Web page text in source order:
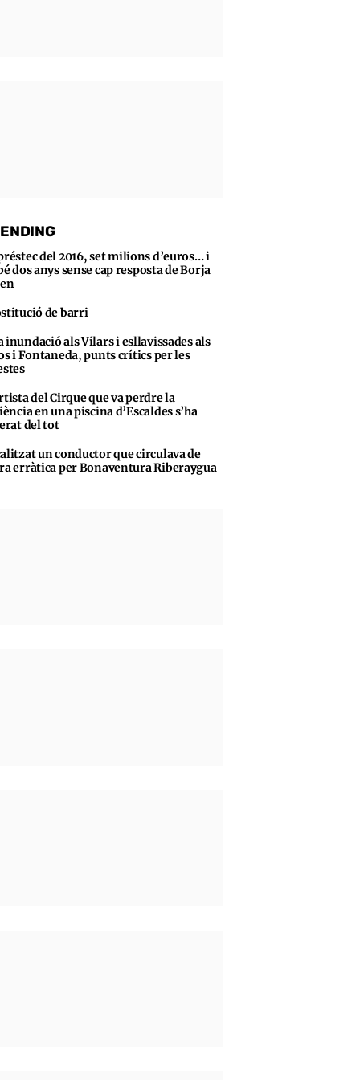
del 2016, set milions d’euros… i
dos anys sense cap resposta de Borja
de barri
inundació als Vilars i esllavissades als
i Fontaneda, punts crítics per les
del Cirque que va perdre la
en una piscina d’Escaldes s’ha
del tot
un conductor que circulava de
erràtica per Bonaventura Riberaygua